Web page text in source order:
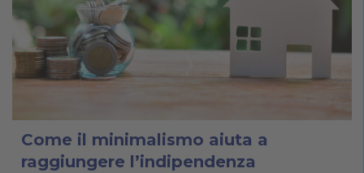
Come il minimalismo aiuta a
raggiungere l’indipendenza